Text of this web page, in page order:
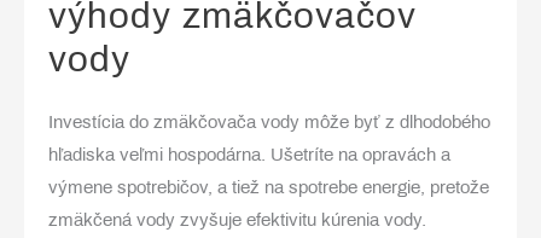
výhody zmäkčovačov
vody
Investícia do zmäkčovača vody môže byť z dlhodobého
hľadiska veľmi hospodárna. Ušetríte na opravách a
výmene spotrebičov, a tiež na spotrebe energie, pretože
zmäkčená vody zvyšuje efektivitu kúrenia vody.